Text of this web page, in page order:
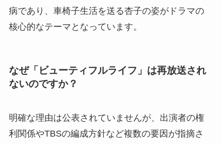
病であり、車椅子生活を送る杏子の姿がドラマの
核心的なテーマとなっています。
なぜ「ビューティフルライフ」は再放送され
ないのですか？
明確な理由は公表されていませんが、出演者の権
利関係やTBSの編成方針など複数の要因が指摘さ